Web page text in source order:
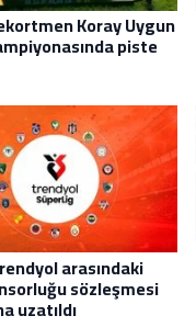
Koray Uygun
piste
arasındaki
sözleşmesi
uzatıldı